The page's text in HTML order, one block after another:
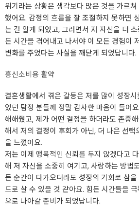
위기라는 상황은 생각보다 많은 것을 가르
했어요. 감정의 흐름을 잘 조절하지 못하면
는 걸 알게 되었고, 그러면서 저 자신을 더
든 시간을 겪어내고 나서야 이 모든 경험이
변화를 주었다는 사실을 깨닫게 되었답니다.
흥신소비용 활약
결혼생활에서 겪은 갈등은 저를 많이 성장
었던 탐정 분들께 정말 감사한 마음이 들어
해해줬고, 제가 어떤 결정을 하더라도 존중
해서 저의 결정이 후회가 아닌, 더 나은 선택
을 느꼈어요.
저는 이제 맹목적인 신뢰를 두지 않겠다고
해 저 자신을 소중히 여기고, 사랑하는 방법
든 순간이 다가오더라도 성장의 기회로 삼
드로 살 수 있을 것 같아요. 힘든 시간들을
으로 나아갈 준비가 되었답니다.